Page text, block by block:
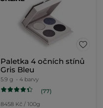
Paletka 4 očních stínů
Gris Bleu
5.9 g - 4 barvy
(77)
8458 Kč / 100g